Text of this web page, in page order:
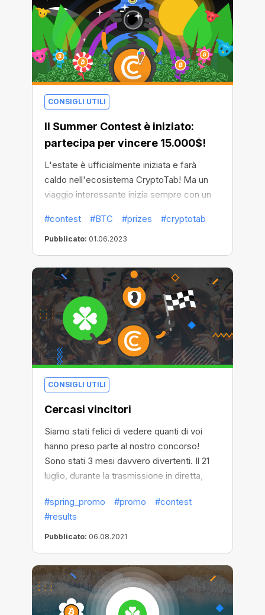
CONSIGLI UTILI
Il Summer Contest è iniziato:
partecipa per vincere 15.000$!
L'estate è ufficialmente iniziata e farà
caldo nell'ecosistema CryptoTab! Ma un
viaggio interessante inizia sempre con un
tempo! È il momento del Summer Contest!
#contest #BTC #prizes #cryptotab
Pubblicato: 01.06.2023
CONSIGLI UTILI
Cercasi vincitori
Siamo stati felici di vedere quanti di voi
hanno preso parte al nostro concorso!
Sono stati 3 mesi davvero divertenti. Il 21
luglio, durante la trasmissione in diretta,
utilizzando un servizio affidabile e
collaudato per selezionare i vincitori casuali
- random.org. Puoi scoprire i risultati del
trasmissione, nonché controllando l'elenco
sul nostro sito Web e sulla pagina
random.org. Vi auguriamo di ritrovarvi tra i
vincitori e in bocca al lupo per i prossimi
#spring_promo #promo
#contest
#results
Pubblicato: 06.08.2021